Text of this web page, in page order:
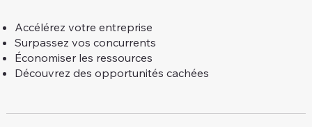
Accélérez votre entreprise
Surpassez vos concurrents
Économiser les ressources
Découvrez des opportunités cachées